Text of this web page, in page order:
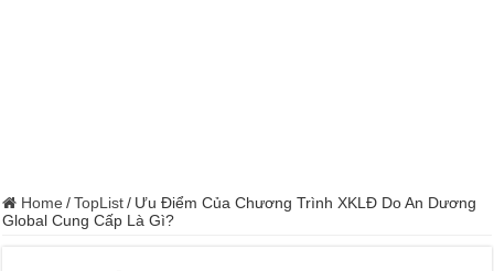
Home / TopList / Ưu Điểm Của Chương Trình XKLĐ Do An Dương
Global Cung Cấp Là Gì?